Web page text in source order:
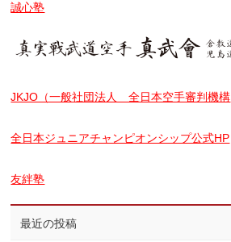
誠心塾
JKJO（一般社団法人 全日本空手審判機構
全日本ジュニアチャンピオンシップ公式HP
友絆塾
最近の投稿